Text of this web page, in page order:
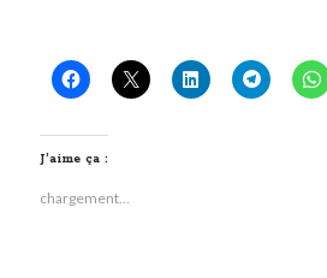
J’aime ça :
chargement…